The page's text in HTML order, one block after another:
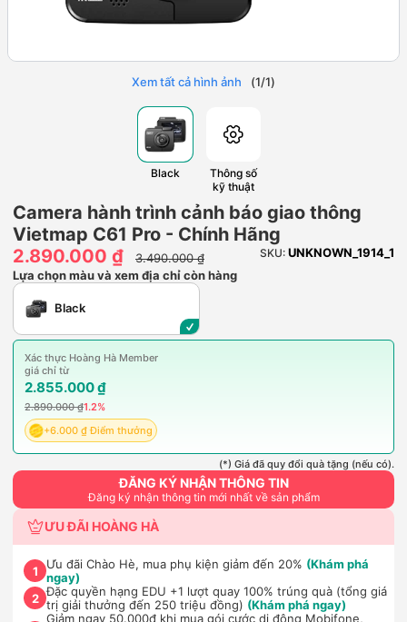
Xem tất cả hình ảnh (1/1)
Black
Thông số
kỹ thuật
Camera hành trình cảnh báo giao thông
Vietmap C61 Pro - Chính Hãng
2.890.000 ₫
3.490.000 ₫ SKU: UNKNOWN_1914_1
Lựa chọn màu và xem địa chỉ còn hàng
Black
Xác thực Hoàng Hà Member
giá chỉ từ
2.855.000 ₫
2.890.000 ₫1.2%
+6.000 ₫ Điểm thưởng
(*) Giá đã quy đổi quà tặng (nếu có).
ĐĂNG KÝ NHẬN THÔNG TIN
Đăng ký nhận thông tin mới nhất về sản phẩm
ƯU ĐÃI HOÀNG HÀ
1 Ưu đãi Chào Hè, mua phụ kiện giảm đến 20% (Khám phá
ngay)
2 Đặc quyền hạng EDU +1 lượt quay 100% trúng quà (tổng giá
trị giải thưởng đến 250 triệu đồng) (Khám phá ngay)
Giảm ngay 50.000đ khi mua gói cước di động Mobifone,